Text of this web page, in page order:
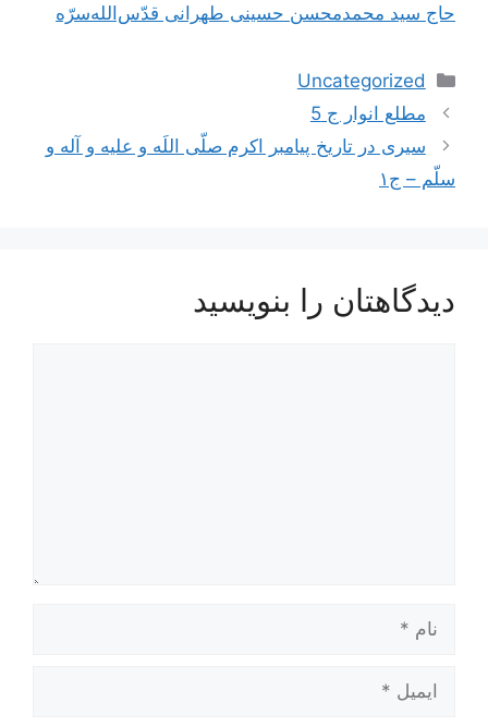
حاج سید محمدمحسن حسینی طهرانی قدّس‌الله‌سرّه
دسته‌ها
Uncategorized
ناوبری
نوشته‌ها
مطلع انوار ج 5
سیری در تاریخ پیامبر اکرم صلّی اللَه و علیه و آله و
سلّم – ج۱
دیدگاهتان را بنویسید